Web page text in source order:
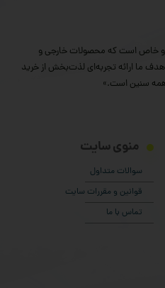
و خاص است که محصولات خارجی و
ما ارائه تجربه‌ای لذت‌بخش از خرید
همه سنین است.»
منوی سایت
سوالات متداول
قوانین و مقررات سایت
تماس با ما